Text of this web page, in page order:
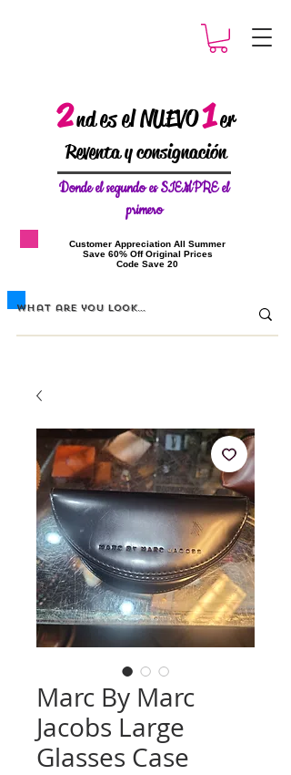
2ndes el NUEVO1er
Reventa y consignación
Donde elsegundo es SIEMPRE el
primero
​Customer Appreciation All Summer
​Save 60% Off Original Prices
​Code Save 20
Marc By Marc
Jacobs Large
Glasses Case